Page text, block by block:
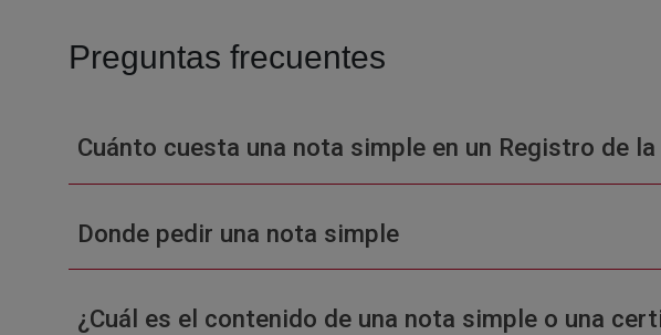
Preguntas frecuentes
Cuánto cuesta una nota simple en un Registro de la
Donde pedir una nota simple
¿Cuál es el contenido de una nota simple o una